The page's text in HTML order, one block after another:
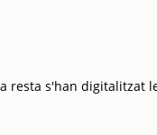
resta s'han digitalitzat